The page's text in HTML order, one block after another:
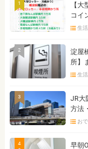
1
【
コイ
生活
2
淀屋
所】
生活
3
JR大
方法
お
4 早朝